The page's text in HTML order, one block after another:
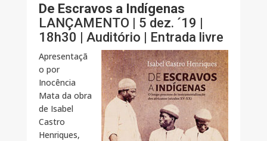
De Escravos a Indígenas
LANÇAMENTO | 5 dez. ´19 |
18h30 | Auditório | Entrada livre
Apresentaçã
o por
Inocência
Mata da obra
de Isabel
Castro
Henriques,